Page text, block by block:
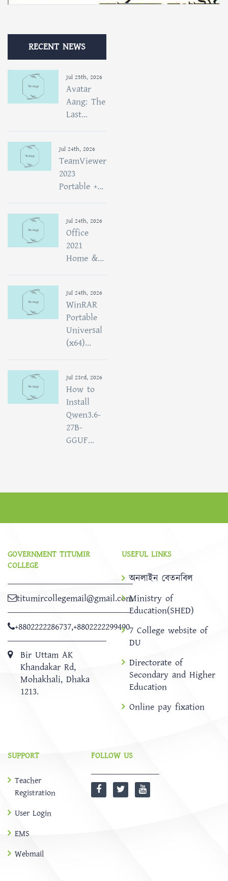
RECENT NEWS
Jul 25th, 2026
Avatar
Aang: The
Last...
Jul 24th, 2026
TeamViewer
2023
Portable +...
Jul 24th, 2026
Office
2021
Home &...
Jul 24th, 2026
WinRAR
Portable
Universal
(x64)...
Jul 23rd, 2026
How to
Install
Qwen3.6-
27B-
GGUF...
GOVERNMENT TITUMIR
COLLEGE
titumircollegemail@gmail.com
+8802222286737,+8802222299490
Bir Uttam AK
Khandakar Rd,
Mohakhali, Dhaka
1213.
USEFUL LINKS
অনলাইন বেতনবিল
Ministry of
Education(SHED)
7 College website of
DU
Directorate of
Secondary and Higher
Education
Online pay fixation
SUPPORT
Teacher
Registration
User Login
EMS
Webmail
FOLLOW US